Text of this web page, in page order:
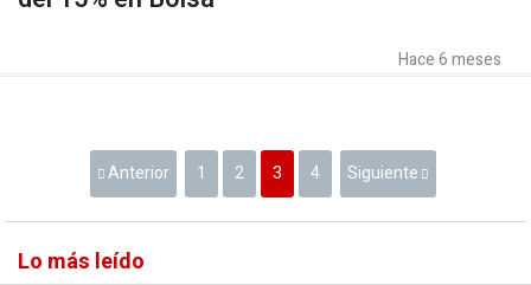
Hace 6 meses
Anterior 1 2 3 4 Siguiente
Lo más leído